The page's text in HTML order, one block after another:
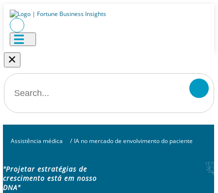
×
Assistência médica / IA no mercado de envolvimento do paciente
"Projetar estratégias de
crescimento está em nosso
DNA"